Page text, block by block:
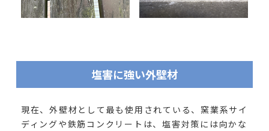
塩害に強い外壁材
現在、外壁材として最も使用されている、窯業系サイ
ディングや鉄筋コンクリートは、塩害対策には向かな